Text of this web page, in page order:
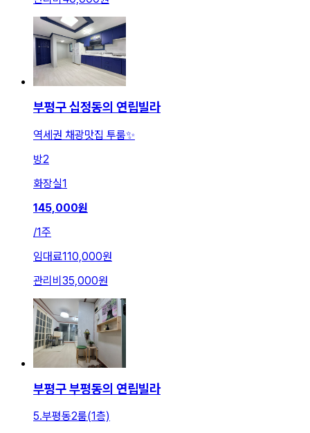
부평구 십정동의 연립빌라
역세권 채광맛집 투룸✨
방2
화장실1
145,000원
/1주
임대료110,000원
관리비 35,000원
부평구 부평동의 연립빌라
5.부평동2룸(1층)